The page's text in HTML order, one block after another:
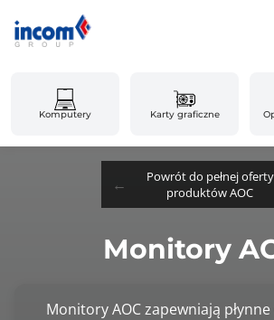
Komputery Karty graficzne
Powrót do pełnej oferty
produktów AOC
Monitory
Monitory AOC zapewniają